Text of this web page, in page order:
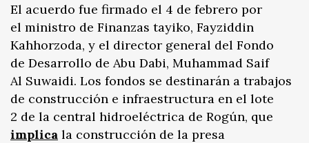
El acuerdo fue firmado el 4 de febrero por
el ministro de Finanzas tayiko, Fayziddin
Kahhorzoda, y el director general del Fondo
de Desarrollo de Abu Dabi, Muhammad Saif
Al Suwaidi. Los fondos se destinarán a trabajos
de construcción e infraestructura en el lote
2 de la central hidroeléctrica de Rogún, que
implica la construcción de la presa